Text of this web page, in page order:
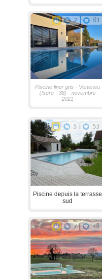
2 61
Piscine liner gris - Venerieu
(Isere - 38) - novembre
2021
5 53
Piscine depuis la terrasse
sud
7 48